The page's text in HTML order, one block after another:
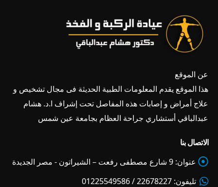
عن الموقع
هذا الموقع يقدم المعلومات الطبية الحديثة فى مجال تشخيص و
علاج أمراض و إصابات هذه المفاصل تحت إشراف ا.د. هشام
عبدالباقي أستشاري جراحة العظام بجامعة عين شمس
الاتصال بنا
عنوان: 9 شارع مصطفى رفعت – الشيراتون - مصر الجديدة
تليفون: 22678227 / 01225549586